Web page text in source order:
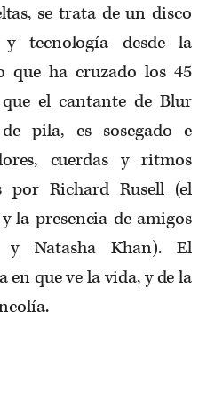
se trata de un disco
tecnología desde la
que ha cruzado los 45
el cantante de Blur
pila, es sosegado e
cuerdas y ritmos
por Richard Rusell (el
la presencia de amigos
y Natasha Khan). El
que ve la vida, y de la